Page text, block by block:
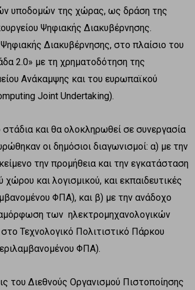
υποδομών της χώρας, ως δράση της
Ψηφιακής Διακυβέρνησης.
Διακυβέρνησης, στο πλαίσιο του
2.0» με τη χρηματοδότηση της
Ανάκαμψης και του ευρωπαϊκού
Joint Undertaking).
και θα ολοκληρωθεί σε συνεργασία
οι δημόσιοι διαγωνισμοί: α) με την
την προμήθεια και την εγκατάσταση
και λογισμικού, και εκπαιδευτικές
ΦΠΑ), και β) με την ανάδοχο
των ηλεκτρομηχανολογικών
Τεχνολογικό Πολιτιστικό Πάρκου
ΦΠΑ).
του Διεθνούς Οργανισμού Πιστοποίησης